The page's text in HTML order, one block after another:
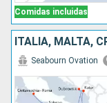
Comidas incluidas
Seabourn Ovation